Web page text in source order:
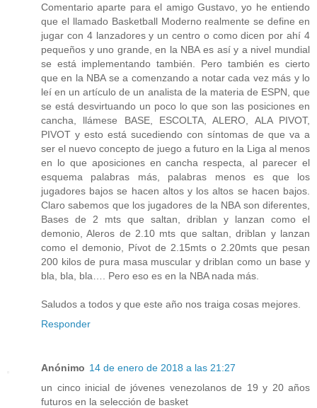
Comentario aparte para el amigo Gustavo, yo he entiendo
que el llamado Basketball Moderno realmente se define en
jugar con 4 lanzadores y un centro o como dicen por ahí 4
pequeños y uno grande, en la NBA es así y a nivel mundial
se está implementando también. Pero también es cierto
que en la NBA se a comenzando a notar cada vez más y lo
leí en un artículo de un analista de la materia de ESPN, que
se está desvirtuando un poco lo que son las posiciones en
cancha, llámese BASE, ESCOLTA, ALERO, ALA PIVOT,
PIVOT y esto está sucediendo con síntomas de que va a
ser el nuevo concepto de juego a futuro en la Liga al menos
en lo que aposiciones en cancha respecta, al parecer el
esquema palabras más, palabras menos es que los
jugadores bajos se hacen altos y los altos se hacen bajos.
Claro sabemos que los jugadores de la NBA son diferentes,
Bases de 2 mts que saltan, driblan y lanzan como el
demonio, Aleros de 2.10 mts que saltan, driblan y lanzan
como el demonio, Pívot de 2.15mts o 2.20mts que pesan
200 kilos de pura masa muscular y driblan como un base y
bla, bla, bla…. Pero eso es en la NBA nada más.
Saludos a todos y que este año nos traiga cosas mejores.
Responder
Anónimo 14 de enero de 2018 a las 21:27
un cinco inicial de jóvenes venezolanos de 19 y 20 años
futuros en la selección de basket